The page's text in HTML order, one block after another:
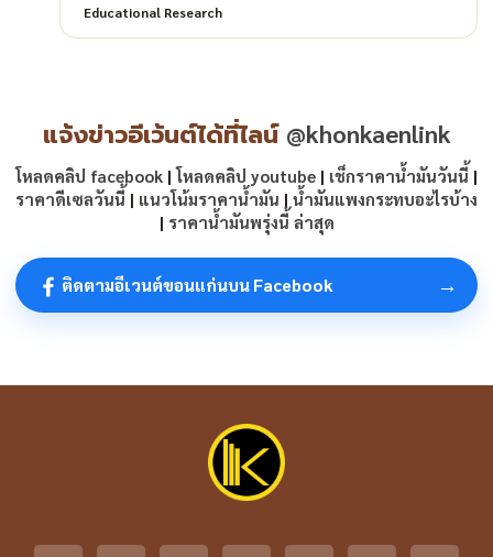
Educational Research
แจ้งข่าวอีเว้นต์ได้ที่ไลน์ @khonkaenlink
โหลดคลิป facebook |โหลดคลิป youtube | เช็กราคาน้ำมันวันนี้ |
ราคาดีเซลวันนี้ | แนวโน้มราคาน้ำมัน | น้ำมันแพงกระทบอะไรบ้าง
| ราคาน้ำมันพรุ่งนี้ ล่าสุด
ติดตามอีเวนต์ขอนแก่นบน Facebook →